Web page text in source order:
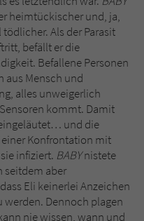
heimtückischer und, ja,
Als der Parasit
befällt er die
Befallene Personen
aus Mensch und
alles unweigerlich
kommt. Damit
und die
Konfrontation mit
infiziert. BABYnistete
seitdem aber
Eli keinerlei Anzeichen
werden. Dennoch plagen
nie wissen, wann und
Kontaktformulars zu